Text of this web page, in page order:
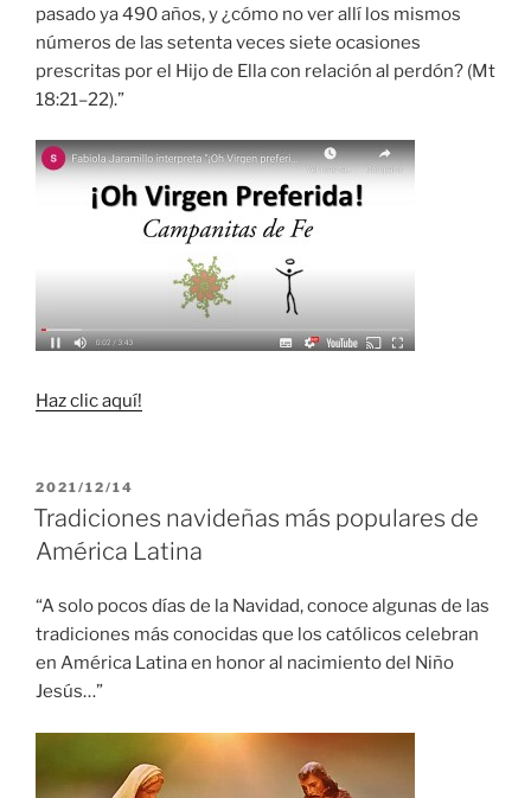
pasado ya 490 años, y ¿cómo no ver allí los mismos
números de las setenta veces siete ocasiones
prescritas por el Hijo de Ella con relación al perdón? (Mt
18:21–22).”
Haz clic aquí!
PUBLICADO
EL
2021/12/14
Tradiciones navideñas más populares de
América Latina
“A solo pocos días de la Navidad, conoce algunas de las
tradiciones más conocidas que los católicos celebran
en América Latina en honor al nacimiento del Niño
Jesús…”